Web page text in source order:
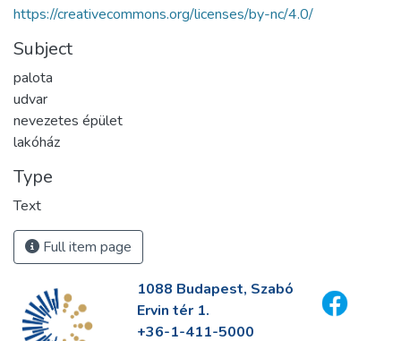
https://creativecommons.org/licenses/by-nc/4.0/
Subject
palota
udvar
nevezetes épület
lakóház
Type
Text
Full item page
1088 Budapest, Szabó
Ervin tér 1.
+36-1-411-5000